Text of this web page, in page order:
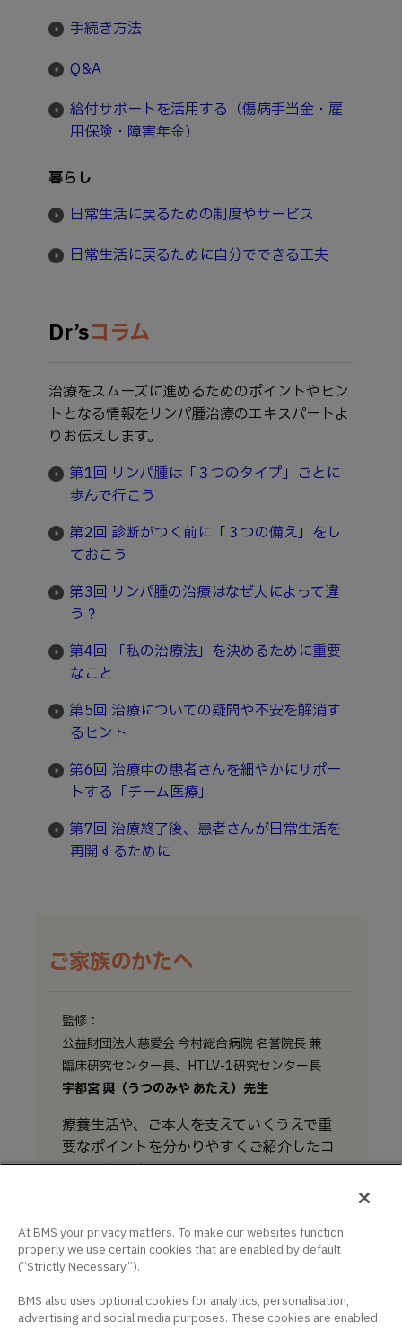
手続き方法
Q&A
給付サポートを活用する（傷病手当金・雇
用保険・障害年金）
暮らし
日常生活に戻るための制度やサービス
日常生活に戻るために自分でできる工夫
Dr’sコラム
治療をスムーズに進めるためのポイントやヒン
トとなる情報をリンパ腫治療のエキスパートよ
りお伝えします。
第1回 リンパ腫は「３つのタイプ」ごとに
歩んで行こう
第2回 診断がつく前に「３つの備え」をし
ておこう
第3回 リンパ腫の治療はなぜ人によって違
う？
第4回 「私の治療法」を決めるために重要
なこと
第5回 治療についての疑問や不安を解消す
るヒント
第6回 治療中の患者さんを細やかにサポー
トする「チーム医療」
第7回 治療終了後、患者さんが日常生活を
再開するために
ご家族のかたへ
監修：
公益財団法人慈愛会 今村総合病院 名誉院長 兼
臨床研究センター長、HTLV-1研究センター長
宇都宮 與（うつのみや あたえ）先生
療養生活や、ご本人を支えていくうえで重
要なポイントを分かりやすくご紹介したコ
ンテンツです。
療養生活のサポート
At BMS your privacy matters. To make our websites function
properly we use certain cookies that are enabled by default
(“Strictly Necessary”).
BMS also uses optional cookies for analytics, personalisation,
advertising and social media purposes. These cookies are enabled